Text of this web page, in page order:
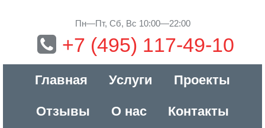
Пн—Пт, Сб, Вс 10:00—22:00
+7 (495) 117-49-10
Главная Услуги Проекты
Отзывы О нас Контакты